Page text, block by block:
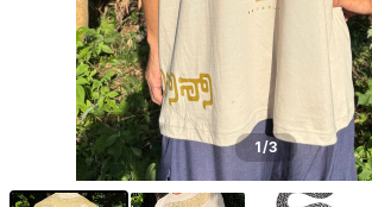
1/3